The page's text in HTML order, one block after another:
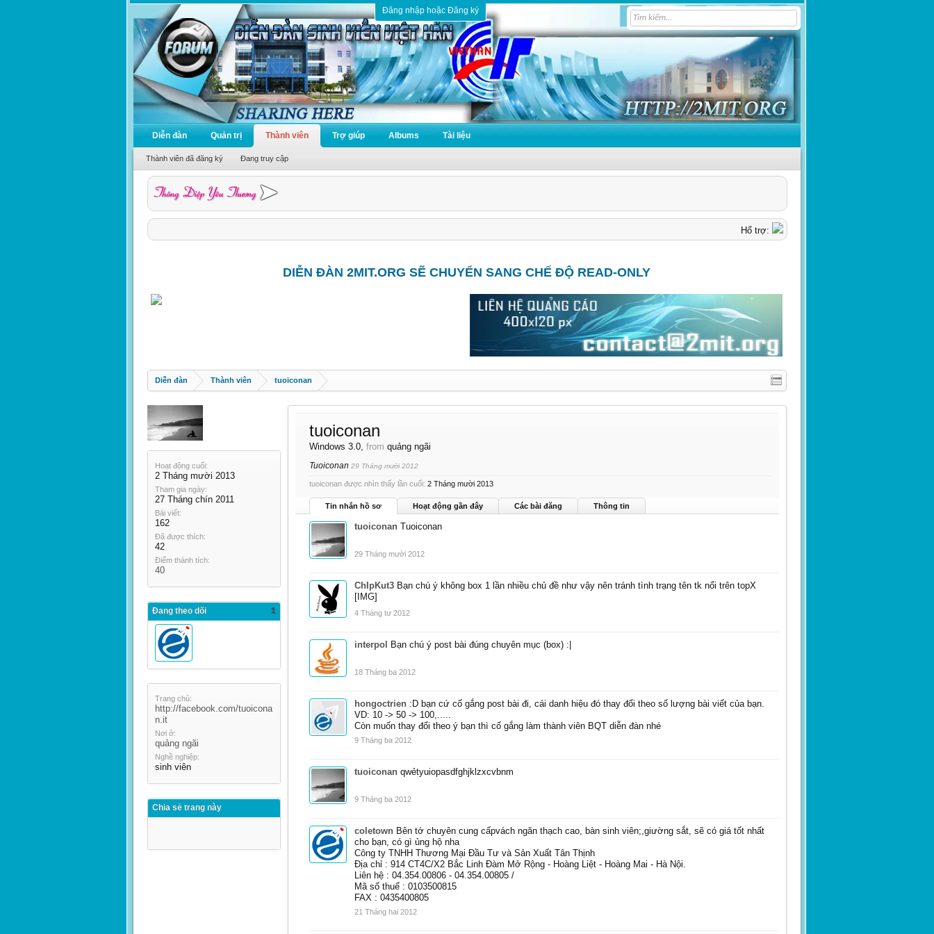
Đăng nhập hoặc Đăng ký
Diễn đàn Quản trị Thành viên
Thành viên đã đăng ký Đang truy cập
Trợ giúp Albums Tài liệu
Hổ trợ:
DIỄN ĐÀN 2MIT.ORG SẼ CHUYỂN SANG CHẾ ĐỘ READ-ONLY
Diễn đàn Thành viên tuoiconan
Hoạt động cuối:
2 Tháng mười 2013
Tham gia ngày:
27 Tháng chín 2011
Bài viết:
162
Đã được thích:
42
Điểm thành tích:
40
Đang theo dõi 1
Trang chủ:
http://facebook.com/tuoicona
n.it
Nơi ở:
quảng ngãi
Nghề nghiệp:
sinh viên
Chia sẻ trang này
tuoiconan
Windows 3.0, from quảng ngãi
Tuoiconan 29 Tháng mười 2012
tuoiconan được nhìn thấy lần cuối: 2 Tháng mười 2013
Tin nhắn hồ sơ Hoạt động gần đây Các bài đăng Thông tin
tuoiconan Tuoiconan
29 Tháng mười 2012
ChIpKut3 Bạn chú ý không box 1 lần nhiều chủ đề như vậy nên tránh tình trạng tên tk nổi trên topX
[IMG]
4 Tháng tư 2012
interpol Bạn chú ý post bài đúng chuyên mục (box) :|
18 Tháng ba 2012
hongoctrien :D bạn cứ cố gắng post bài đi, cái danh hiệu đó thay đổi theo số lượng bài viết của bạn.
VD: 10 -> 50 -> 100,.....
Còn muốn thay đổi theo ý bạn thì cố gắng làm thành viên BQT diễn đàn nhé
9 Tháng ba 2012
tuoiconan qwẻtyuiopasdfghjklzxcvbnm
9 Tháng ba 2012
coletown Bên tớ chuyên cung cấpvách ngăn thạch cao, bàn sinh viên;,giường sắt, sẽ có giá tốt nhất
cho bạn, có gì ủng hộ nha
Công ty TNHH Thương Mại Đầu Tư và Sản Xuất Tân Thịnh
Địa chỉ : 914 CT4C/X2 Bắc Linh Đàm Mở Rộng - Hoàng Liệt - Hoàng Mai - Hà Nội.
Liên hệ : 04.354.00806 - 04.354.00805 /
Mã số thuế : 0103500815
FAX : 0435400805
21 Tháng hai 2012